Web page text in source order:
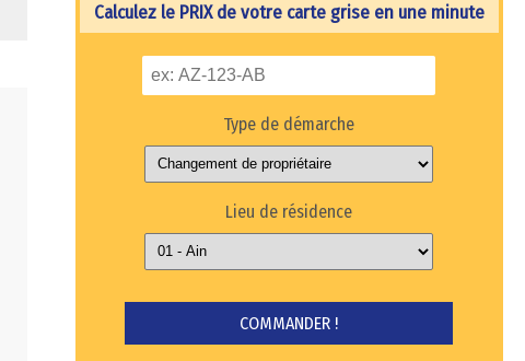
Calculez le PRIX de votre carte grise en une minute
Type de démarche
Lieu de résidence